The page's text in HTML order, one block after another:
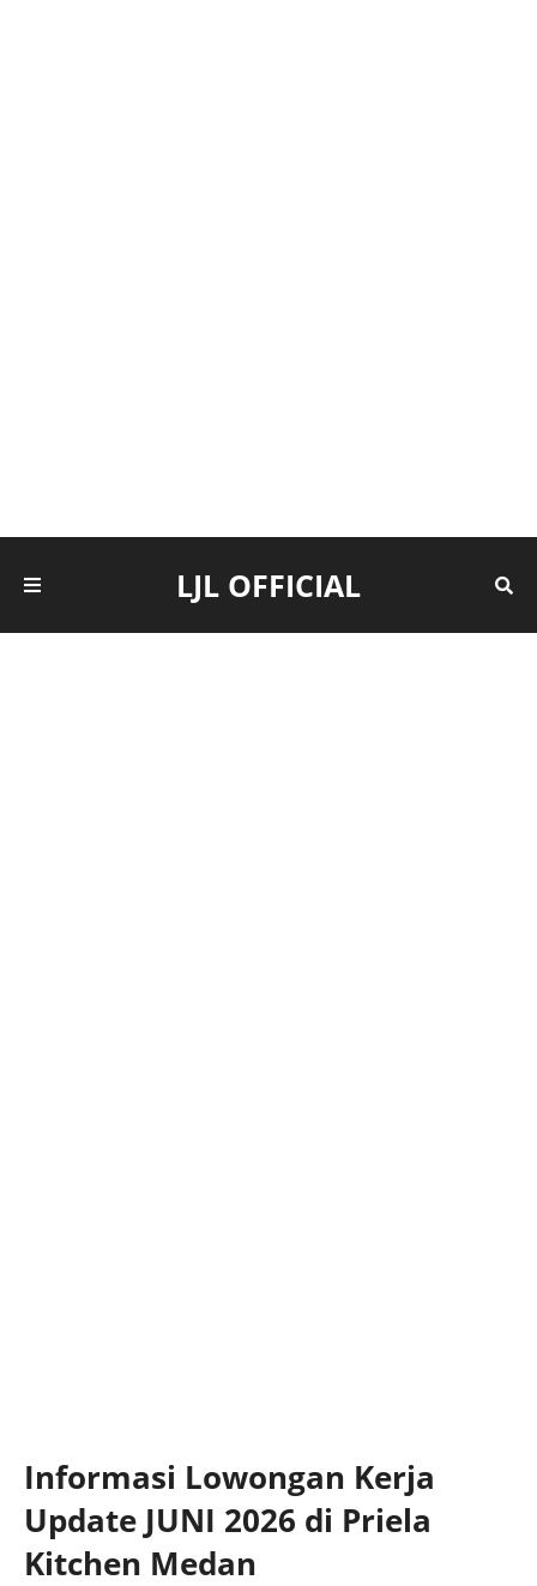
LJL OFFICIAL
Informasi Lowongan Kerja
Update JUNI 2026 di Priela
Kitchen Medan